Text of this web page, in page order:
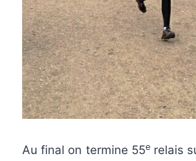
Au final on termine 55erelais